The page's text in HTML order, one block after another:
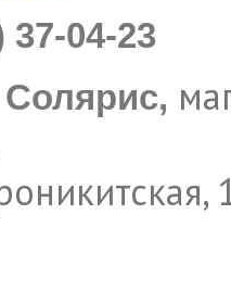
37-04-23
Солярис,